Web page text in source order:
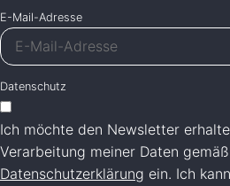
E-Mail-Adresse
Datenschutz
Ich möchte den Newsletter
Verarbeitung meiner Daten
Datenschutzerklärung ein. Ich